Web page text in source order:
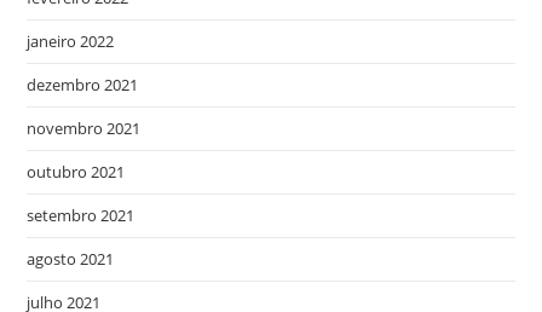
janeiro 2022
dezembro 2021
novembro 2021
outubro 2021
setembro 2021
agosto 2021
julho 2021